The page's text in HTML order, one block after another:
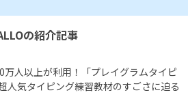
の紹介記事
万人以上が利用！「プレイグラムタイピ
人気タイピング練習教材のすごさに迫る